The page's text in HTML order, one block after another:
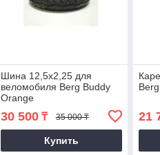
Шина 12,5x2,25 для
веломобиля Berg Buddy
Orange
30 500₸ 35 000 ₸
Купить
21